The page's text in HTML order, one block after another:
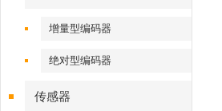
增量型编码器
绝对型编码器
传感器